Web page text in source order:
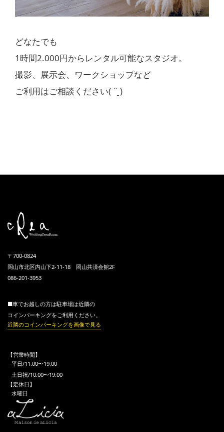
どなたでも
1時間2.000円からレンタル可能なスタジオ。
撮影、展示会、ワークショップなど
ご利用はご相談ください( ¨̮ )
〒700-0824
岡山市北区内山下2-11-18 岡山共済会館2F
086-201-3953
■車でお越しの方は駐車場は近隣の
コインパーキングをご利用ください。
近隣のコインパーキングを画像で見る
【営業時間】
平日/11:00〜19:00
土日祝/10:00〜19:00
【定休日】
水曜日